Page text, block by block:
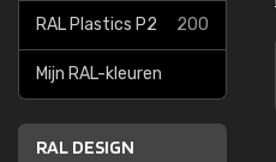
RAL Plastics P2 200
Mijn RAL-kleuren
RAL DESIGN